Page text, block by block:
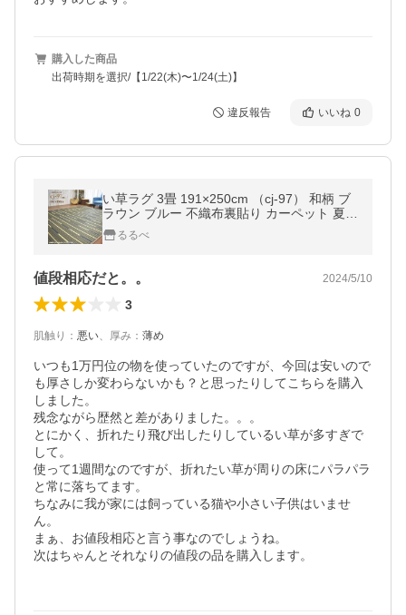
購入した商品
出荷時期を選択/【1/22(木)〜1/24(土)】
違反報告 いいね 0
い草ラグ 3畳 191×250cm （cj-97） 和柄 ブ
ラウン ブルー 不織布裏貼り カーペット 夏用
夏ラグ ラグ ラグマット
るるべ
値段相応だと。。 2024/5/10
3
肌触り ： 悪い、 厚み ： 薄め
いつも1万円位の物を使っていたのですが、今回は安いので
も厚さしか変わらないかも？と思ったりしてこちらを購入
しました。
残念ながら歴然と差がありました。。。
とにかく、折れたり飛び出したりしているい草が多すぎで
して。
使って1週間なのですが、折れたい草が周りの床にパラパラ
と常に落ちてます。
ちなみに我が家には飼っている猫や小さい子供はいませ
ん。
まぁ、お値段相応と言う事なのでしょうね。
次はちゃんとそれなりの値段の品を購入します。